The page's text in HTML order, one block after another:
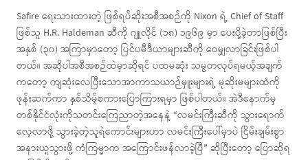
Safire ရေးသားထားတဲ့ ဖြစ်ရပ်ဆိုးအစီအစဉ်ကို Nixon ရဲ့ Chief of Staff
ဖြစ်သူ H.R. Haldeman ဆီကို ဂျူလိုင် (၁၈) ၁၉၆၉ မှာ ပေးပို့ခဲ့တာဖြစ်ပြီး
အနှစ် (၃၀) အကြာမှာတော့ ပြင်ပမီဒီယာများဆီကို ဝေမျှလာခြင်းဖြစ်ပါ
တယ်။ အဆိုပါအစီအစဉ်ထဲမှာဆိုရင် ပထမဆုံး သမ္မတလုပ်ရမယ့်အချက်
ကတော့ ကျဆုံးလေပြီးသောအာကာသယာဉ်မှူးများရဲ့ မုဆိုးမများထံကို
ဖုန်းဆက်ကာ နှစ်သိမ့်စကားပြောကြားရမှာ ဖြစ်ပါတယ်။ အဲဒီနောက်မှ
တစ်နိုင်ငံလုံးကိုသတင်းကြေညာတဲ့အနေနဲ့ “လမင်းကြီးဆီကို သွားရောက်
လေ့လာဖို့ သွားခဲ့တဲ့သူရဲကောင်းများဟာ လမင်းကြီးပေါ်မှာပဲ ငြိမ်းချမ်းစွာ
အနားယူသွားဖို့ ကံကြမ္မာက အကြောင်းဖန်လာခဲ့ပြီ” ဆိုပြီးတော့ ပြောဆိုရ